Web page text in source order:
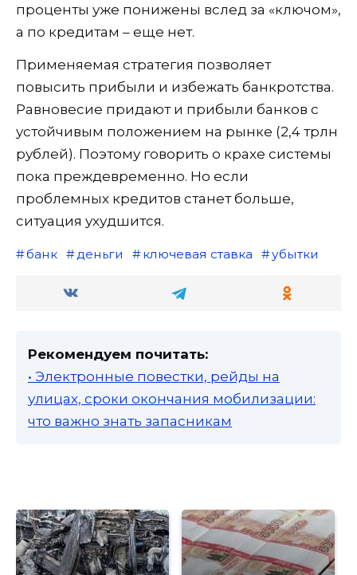
проценты уже понижены вслед за «ключом»,
а по кредитам – еще нет.
Применяемая стратегия позволяет
повысить прибыли и избежать банкротства.
Равновесие придают и прибыли банков с
устойчивым положением на рынке (2,4 трлн
рублей). Поэтому говорить о крахе системы
пока преждевременно. Но если
проблемных кредитов станет больше,
ситуация ухудшится.
банк деньги ключевая ставка убытки
Рекомендуем почитать:
• Электронные повестки, рейды на
улицах, сроки окончания мобилизации:
что важно знать запасникам